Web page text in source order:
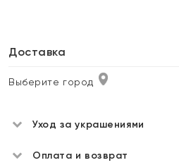
Доставка
Выберите город
Уход за украшениями
Оплата и возврат